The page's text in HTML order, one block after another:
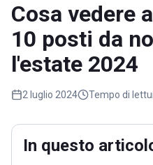
Cosa vedere
10 posti da
l'estate 2024
2 luglio 2024 Tempo di
In questo